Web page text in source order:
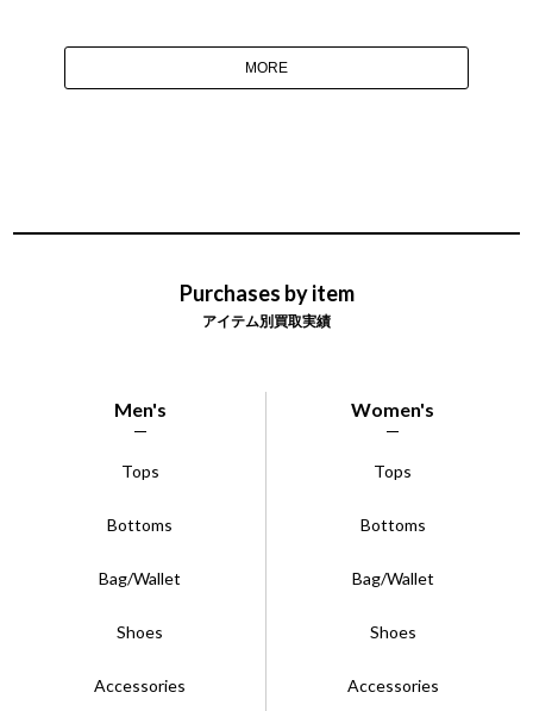
MORE
Purchases by item
アイテム別買取実績
Men's
Tops
Bottoms
Bag/Wallet
Shoes
Accessories
Women's
Tops
Bottoms
Bag/Wallet
Shoes
Accessories